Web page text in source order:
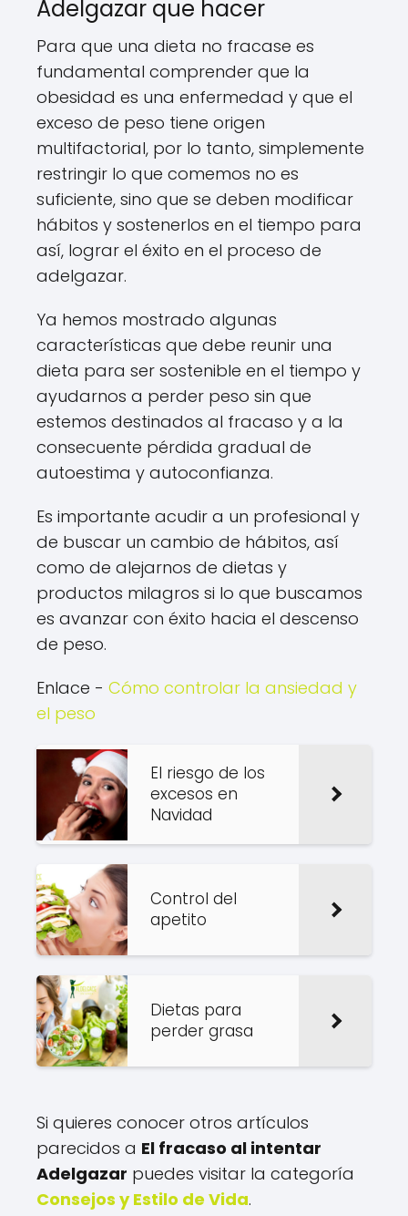
Adelgazar que hacer
Para que una dieta no fracase es
fundamental comprender que la
obesidad es una enfermedad y que el
exceso de peso tiene origen
multifactorial, por lo tanto, simplemente
restringir lo que comemos no es
suficiente, sino que se deben modificar
hábitos y sostenerlos en el tiempo para
así, lograr el éxito en el proceso de
adelgazar.
Ya hemos mostrado algunas
características que debe reunir una
dieta para ser sostenible en el tiempo y
ayudarnos a perder peso sin que
estemos destinados al fracaso y a la
consecuente pérdida gradual de
autoestima y autoconfianza.
Es importante acudir a un profesional y
de buscar un cambio de hábitos, así
como de alejarnos de dietas y
productos milagros si lo que buscamos
es avanzar con éxito hacia el descenso
de peso.
Enlace - Cómo controlar la ansiedad y
el peso
El riesgo de los
excesos en
Navidad
Control del
apetito
Dietas para
perder grasa
Si quieres conocer otros artículos
parecidos a El fracaso al intentar
Adelgazar puedes visitar la categoría
Consejos y Estilo de Vida.